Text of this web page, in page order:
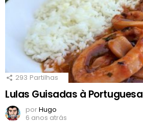
293 Partilhas
Lulas Guisadas à Portuguesa
porHugo
6 anos atrás